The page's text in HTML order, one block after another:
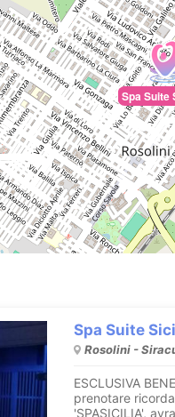
Spa Suite
Spa Suite
Rosolini -
ESCLUSIVA
prenotare
'SPASICILIA',